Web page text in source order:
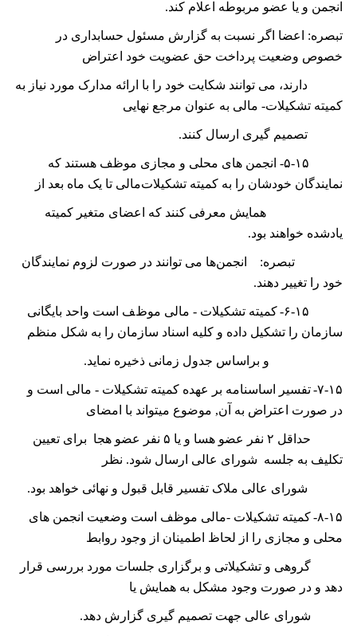
انجمن و یا عضو مربوطه اعلام کند.
تبصره: اعضا اگر نسبت به گزارش مسئول حسابداری در
خصوص وضعیت پرداخت حق عضویت خود اعتراض
دارند، می توانند شکایت خود را با ارائه مدارک مورد نیاز به
کمیته تشکیلات- مالی به عنوان مرجع نھایی
تصمیم گیری ارسال کنند.
۵-۱۵- انجمن ھای محلی و مجازی موظف ھستند که
نمایندگان خودشان را به کمیته تشکیلات‌مالی تا یک ماه بعد از
ھمایش معرفی کنند که اعضای متغیر کمیته
یادشده خواھند بود.
تبصره: انجمن‌ها می توانند در صورت لزوم نمایندگان
خود را تغییر دهند.
۶-۱۵- کمیته ﺗﺸﮑﻴﻼﺕ - مالی ﻣﻮﻅﻒ ﺍﺳﺖ ﻭﺍﺣﺪ ﺑﺎﻳﮕﺎﻧﯽ
ﺳﺎﺯﻣﺎﻥ ﺭﺍ ﺗﺸﮑﻴﻞ ﺩﺍﺩﻩ ﻭ ﮐﻠﻴﻪ ﺍﺳﻨﺎﺩ ﺳﺎﺯﻣﺎﻥ ﺭﺍ ﺑﻪ ﺷﮑﻞ ﻣﻨﻈﻢ
ﻭ ﺑﺮﺍﺳﺎﺱ ﺟﺪﻭﻝ ﺯﻣﺎﻧﯽ ﺫﺧﻴﺮﻩ ﻧﻤﺎﻳﺪ.
۷-۱۵- ﺗﻔﺴﻴﺮ ﺍﺳﺎﺳﻨﺎﻣﻪ ﺑﺮ ﻋﻬﺪﻩ کمیته ﺗﺸﮑﻴﻼﺕ - مالی ﺍﺳﺖ ﻭ
ﺩﺭ ﺻﻮﺭﺕ ﺍﻋﺘﺮﺍﺽ ﺑﻪ ﺁﻥ, ﻣﻮﺿﻮﻉ ﻣﻴﺘﻮﺍﻧﺪ ﺑﺎ ﺍﻣﻀﺎی
ﺣﺪﺍﻗﻞ ۲ﻧﻔﺮ ﻋﻀﻮ ﻫﺴﺎ ﻭ ﻳﺎ ۵ﻧﻔﺮ ﻋﻀﻮ هجا ﺑﺮﺍی ﺗﻌﻴﻴﻦ
ﺗﮑﻠﻴﻒ ﺑﻪ ﺟﻠﺴﻪ ﺷﻮﺭﺍی ﻋﺎلی ﺍﺭﺳﺎﻝ ﺷﻮﺩ. ﻧﻈﺮ
ﺷﻮﺭﺍی عالی ﻣﻼک ﺗﻔﺴﻴﺮ ﻗﺎﺑﻞ ﻗﺒﻮﻝ ﻭ ﻧﻬﺎﺋﯽ ﺧﻮﺍﻫﺪ ﺑﻮﺩ.
۸-۱۵- کمیته تشکیلات -مالی موظف است وضعیت انجمن ھای
محلی و مجازی را از لحاظ اطمینان از وجود روابط
گروھی و تشکیلاتی و برگزاری جلسات مورد بررسی قرار
دھد و در صورت وجود مشکل به ھمایش یا
شورای عالی جھت تصمیم گیری گزارش دھد.